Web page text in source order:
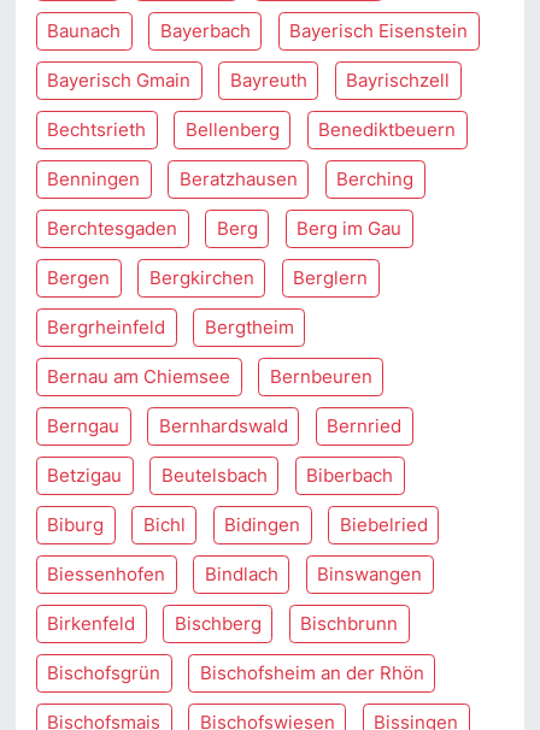
Baunach Bayerbach Bayerisch Eisenstein
Bayerisch Gmain Bayreuth Bayrischzell
Bechtsrieth Bellenberg Benediktbeuern
Benningen Beratzhausen Berching
Berchtesgaden Berg Berg im Gau
Bergen Bergkirchen Berglern
Bergrheinfeld Bergtheim
Bernau am Chiemsee Bernbeuren
Berngau Bernhardswald Bernried
Betzigau Beutelsbach Biberbach
Biburg Bichl Bidingen Biebelried
Biessenhofen Bindlach Binswangen
Birkenfeld Bischberg Bischbrunn
Bischofsgrün Bischofsheim an der Rhön
Bischofsmais Bischofswiesen Bissingen